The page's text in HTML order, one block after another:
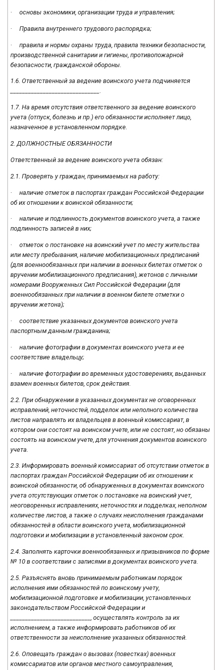
· основы экономики, организации труда и управления;
· Правила внутреннего трудового распорядка;
· правила и нормы охраны труда, правила техники безопасности,
производственной санитарии и гигиены, противопожарной
безопасности, гражданской обороны.
1.6. Ответственный за ведение воинского учета подчиняется
______________________________.
1.7. На время отсутствия ответственного за ведение воинского
учета (отпуск, болезнь и пр.) его обязанности исполняет лицо,
назначенное в установленном порядке.
2. ДОЛЖНОСТНЫЕ ОБЯЗАННОСТИ
Ответственный за ведение воинского учета обязан:
2.1. Проверять у граждан, принимаемых на работу:
· наличие отметок в паспортах граждан Российской Федерации
об их отношении к воинской обязанности;
· наличие и подлинность документов воинского учета, а также
подлинность записей в них;
· отметок о постановке на воинский учет по месту жительства
или месту пребывания, наличие мобилизационных предписаний
(для военнообязанных при наличии в военных билетах отметок о
вручении мобилизационного предписания), жетонов с личными
номерами Вооруженных Сил Российской Федерации (для
военнообязанных при наличии в военном билете отметки о
вручении жетона);
· соответствие указанных документов воинского учета
паспортным данным гражданина;
· наличие фотографии в документах воинского учета и ее
соответствие владельцу;
· наличие фотографии во временных удостоверениях, выданных
взамен военных билетов, срок действия.
2.2. При обнаружении в указанных документах не оговоренных
исправлений, неточностей, подделок или неполного количества
листов направлять их владельцев в военный комиссариат, в
котором они состоят на воинском учете, или не состоят, но обязаны
состоять на воинском учете, для уточнения документов воинского
учета.
2.3. Информировать военный комиссариат об отсутствии отметок в
паспортах граждан Российской Федерации об их отношении к
воинской обязанности, об обнаруженных в документах воинского
учета отсутствующих отметок о постановке на воинский учет,
неоговоренных исправлениях, неточностях и подделках, неполном
количестве листов, а также о случаях неисполнения гражданами
обязанностей в области воинского учета, мобилизационной
подготовки и мобилизации в установленный законом срок.
2.4. Заполнять карточки военнообязанных и призывников по форме
№ 10 в соответствии с записями в документах воинского учета.
2.5. Разъяснять вновь принимаемым работникам порядок
исполнения ими обязанностей по воинскому учету,
мобилизационной подготовке и мобилизации, установленных
законодательством Российской Федерации и
___________________________, осуществлять контроль за их
исполнением, а также информировать работников об их
ответственности за неисполнение указанных обязанностей.
2.6. Оповещать граждан о вызовах (повестках) военных
комиссариатов или органов местного самоуправления,